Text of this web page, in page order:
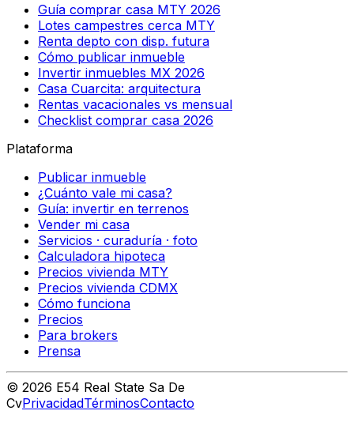
Guía comprar casa MTY 2026
Lotes campestres cerca MTY
Renta depto con disp. futura
Cómo publicar inmueble
Invertir inmuebles MX 2026
Casa Cuarcita: arquitectura
Rentas vacacionales vs mensual
Checklist comprar casa 2026
Plataforma
Publicar inmueble
¿Cuánto vale mi casa?
Guía: invertir en terrenos
Vender mi casa
Servicios · curaduría · foto
Calculadora hipoteca
Precios vivienda MTY
Precios vivienda CDMX
Cómo funciona
Precios
Para brokers
Prensa
© 2026 E54 Real State Sa De
CvPrivacidadTérminosContacto